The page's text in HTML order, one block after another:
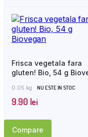
Frisca vegetala fara
gluten! Bio, 54 g
0.05 kg NU ESTE IN STOC
9.90 lei
Compare